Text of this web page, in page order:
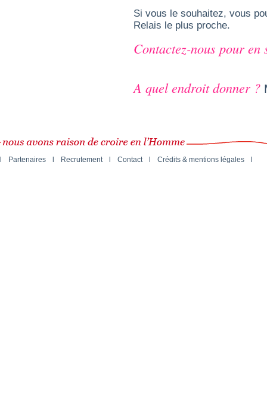
Si vous le souhaitez, vous
Relais le plus proche.
Contactez-nous pour en
A quel endroit donner ?
Partenaires Recrutement Contact Crédits & mentions légales